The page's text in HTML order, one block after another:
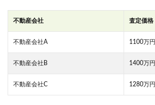
不動産会社 査定価格
不動産会社A 1100万円
不動産会社B 1400万円
不動産会社C 1280万円